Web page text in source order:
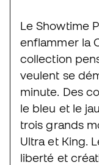
Le Showtime
enflammer la
collection
veulent se
minute. Des
le bleu et le
trois grands
Ultra et King.
liberté et